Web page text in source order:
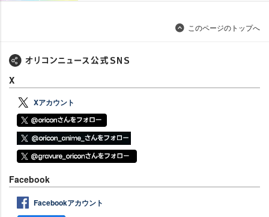
このページのトップへ
X
Xアカウント
Facebook
Facebookアカウント